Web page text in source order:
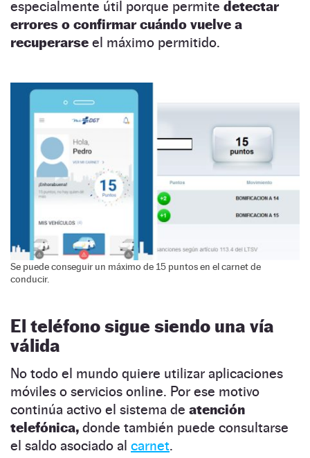
especialmente útil porque permite detectar
errores o confirmar cuándo vuelve a
recuperarse el máximo permitido.
Se puede conseguir un máximo de 15 puntos en el carnet de
conducir.
El teléfono sigue siendo una vía
válida
No todo el mundo quiere utilizar aplicaciones
móviles o servicios online. Por ese motivo
continúa activo el sistema de atención
telefónica, donde también puede consultarse
el saldo asociado al carnet.